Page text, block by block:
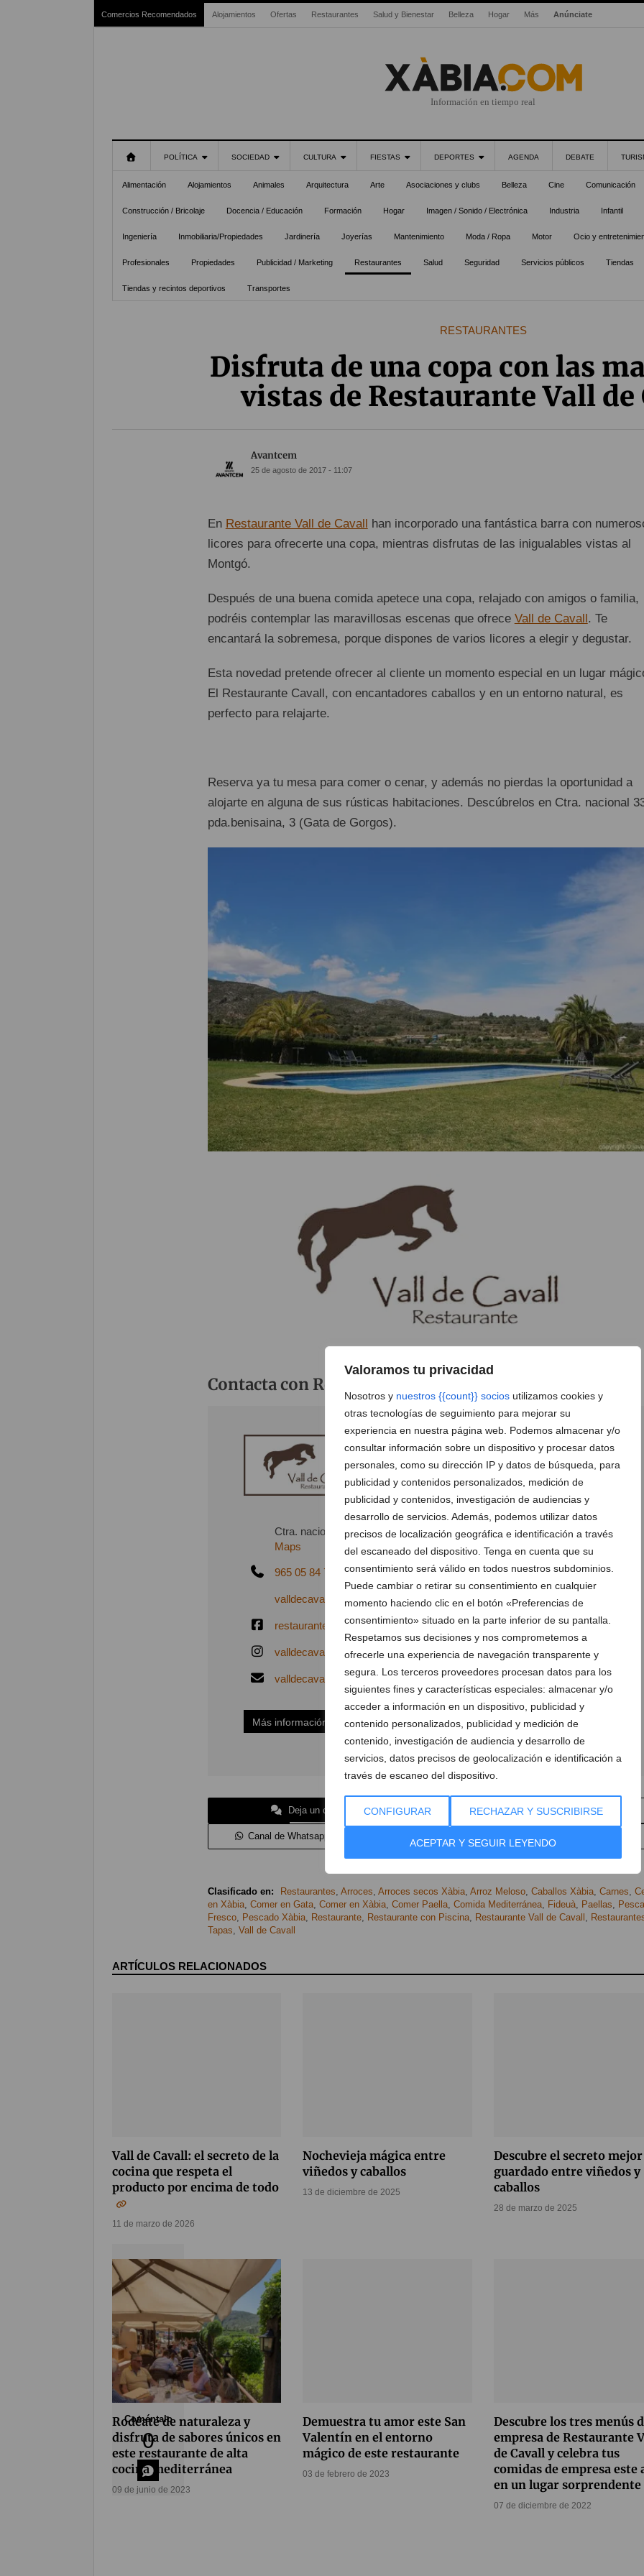
Valoramos tu privacidad
Nosotros y nuestros {{count}} socios utilizamos cookies y
otras tecnologías de seguimiento para mejorar su
experiencia en nuestra página web. Podemos almacenar y/o
consultar información sobre un dispositivo y procesar datos
personales, como su dirección IP y datos de búsqueda, para
publicidad y contenidos personalizados, medición de
publicidad y contenidos, investigación de audiencias y
desarrollo de servicios. Además, podemos utilizar datos
precisos de localización geográfica e identificación a través
del escaneado del dispositivo. Tenga en cuenta que su
consentimiento será válido en todos nuestros subdominios.
Puede cambiar o retirar su consentimiento en cualquier
momento haciendo clic en el botón «Preferencias de
consentimiento» situado en la parte inferior de su pantalla.
Respetamos sus decisiones y nos comprometemos a
ofrecerle una experiencia de navegación transparente y
segura. Los terceros proveedores procesan datos para los
siguientes fines y características especiales: almacenar y/o
acceder a información en un dispositivo, publicidad y
contenido personalizados, publicidad y medición de
contenido, investigación de audiencia y desarrollo de
servicios, datos precisos de geolocalización e identificación a
través de escaneo del dispositivo.
CONFIGURAR RECHAZAR Y SUSCRIBIRSE
ACEPTAR Y SEGUIR LEYENDO
Comercios Recomendados Alojamientos Ofertas Restaurantes Salud y Bienestar Belleza Hogar Más Anúnciate
Información en tiempo real
POLÍTICA SOCIEDAD CULTURA FIESTAS DEPORTES AGENDA DEBATE
Alimentación Alojamientos Animales Arquitectura Arte Asociaciones y clubs Belleza Cine Comunicación
Construcción / Bricolaje Docencia / Educación Formación Hogar Imagen / Sonido / Electrónica Industria Infantil
Ingeniería Inmobiliaria/Propiedades Jardinería Joyerías Mantenimiento Moda / Ropa Motor Ocio y
Profesionales Propiedades Publicidad / Marketing Restaurantes Salud Seguridad Servicios públicos Tiendas
Tiendas y recintos deportivos Transportes
RESTAURANTES
Disfruta de una copa con las
vistas de Restaurante Vall de
Compártelo
64
Coméntalo
0
Avantcem
25 de agosto de 2017 - 11:07
En Restaurante Vall de Cavall han incorporado una fantástica barra con
licores para ofrecerte una copa, mientras disfrutas de las inigualables vistas al
Montgó.
Después de una buena comida apetece una copa, relajado con amigos o familia,
podréis contemplar las maravillosas escenas que ofrece Vall de Cavall. Te
encantará la sobremesa, porque dispones de varios licores a elegir y degustar.
Esta novedad pretende ofrecer al cliente un momento especial en un lugar
El Restaurante Cavall, con encantadores caballos y en un entorno natural, es
perfecto para relajarte.
Reserva ya tu mesa para comer o cenar, y además no pierdas la oportunidad a
alojarte en alguna de sus rústicas habitaciones. Descúbrelos en Ctra. nacional
pda.benisaina, 3 (Gata de Gorgos).
Contacta con Restaurante Vall de Cavall
Ctra. nacional 332 - pda.benisaina, 3 (Gata de Gorgos)Ver en Google
Maps
965 05 84 75
valldecavall.es
restaurantevalldecavall
valldecavallrestaurante
valldecavall@gmail.com
Más información
Deja un comentario Suscríbete a la newsletter
Canal de Whatsapp
Clasificado en: Restaurantes Arroces Arroces secos Xàbia, Arroz Meloso, Caballos Xàbia, Carnes
en Xàbia, Comer en Gata, Comer en Xàbia, Comer Paella, Comida Mediterránea, Fideuà, Paellas
Fresco, Pescado Xàbia, Restaurante, Restaurante con Piscina, Restaurante Vall de Cavall
Tapas Vall de Cavall
ARTÍCULOS RELACIONADOS
Vall de Cavall: el secreto de la
cocina que respeta el
producto por encima de todo
11 de marzo de 2026
Nochevieja mágica entre
viñedos y caballos
13 de diciembre de 2025
Descubre el secreto mejor
guardado entre viñedos y
caballos
28 de marzo de 2025
Rodéate de naturaleza y
disfruta de sabores únicos en
este restaurante de alta
cocina mediterránea
09 de junio de 2023
Demuestra tu amor este San
Valentín en el entorno
mágico de este restaurante
03 de febrero de 2023
Descubre los tres menús
empresa de Restaurante
de Cavall y celebra tus
comidas de empresa este
en un lugar sorprendente
07 de diciembre de 2022